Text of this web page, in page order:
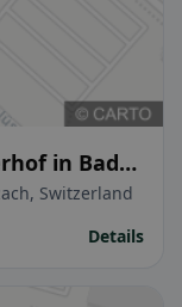
in Bad
Switzerland
Details